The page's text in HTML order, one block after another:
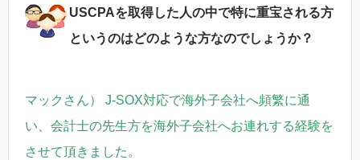
USCPAを取得した人の中で特に重宝される方
というのはどのような方なのでしょうか？
マックさん） J-SOX対応で海外子会社へ頻繁に通
い、会計士の先生方を海外子会社へお連れする経験を
させて頂きました。